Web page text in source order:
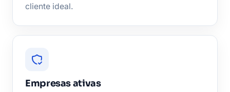
cliente ideal.
Empresas ativas